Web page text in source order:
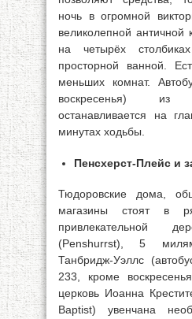
ночь в огромной
великолепной античной
на четырёх
просторной ванной.
меньших комнат.
воскресенья) из
останавливается на
минутах ходьбы.
Пенсхерст-Плейс и
Тюдоровские дома,
магазины стоят в
привлекательной
(Penshurrst), 5
Танбридж-Уэллс
233, кроме
церковь Иоанна
Baptist) увенчана